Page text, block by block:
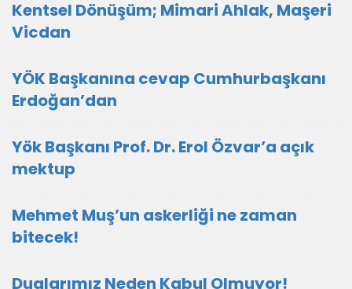
Kentsel Dönüşüm; Mimari Ahlak, Maşeri
Vicdan
YÖK Başkanına cevap Cumhurbaşkanı
Erdoğan’dan
Yök Başkanı Prof. Dr. Erol Özvar’a açık
mektup
Mehmet Muş’un askerliği ne zaman
bitecek!
Dualarımız Neden Kabul Olmuyor!